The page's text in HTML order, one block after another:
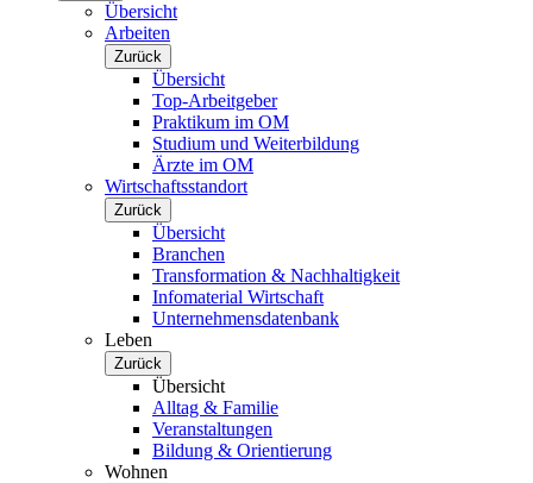
Übersicht
Arbeiten
Zurück
Übersicht
Top-Arbeitgeber
Praktikum im OM
Studium und Weiterbildung
Ärzte im OM
Wirtschaftsstandort
Zurück
Übersicht
Branchen
Transformation & Nachhaltigkeit
Infomaterial Wirtschaft
Unternehmensdatenbank
Leben
Zurück
Übersicht
Alltag & Familie
Veranstaltungen
Bildung & Orientierung
Wohnen